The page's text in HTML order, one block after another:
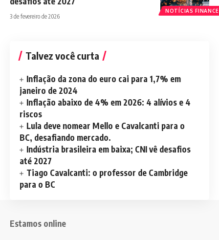
NOTÍCIAS
3 de fevereiro de 2026
Talvez você curta
Inflação da zona do euro cai para 1,7% em
janeiro de 2024
Inflação abaixo de 4% em 2026: 4 alívios e 4
riscos
Lula deve nomear Mello e Cavalcanti para o
BC, desafiando mercado.
Indústria brasileira em baixa; CNI vê desafios
até 2027
Tiago Cavalcanti: o professor de Cambridge
para o BC
Estamos online